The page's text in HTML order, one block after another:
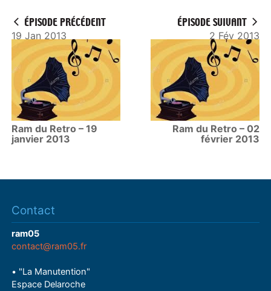
ÉPISODE PRÉCÉDENT
19 Jan 2013
Ram du Retro – 19
janvier 2013
ÉPISODE SUIVANT
2 Fév 2013
Ram du Retro – 02
février 2013
Contact
ram05
contact@ram05.fr
• "La Manutention"
Espace Delaroche